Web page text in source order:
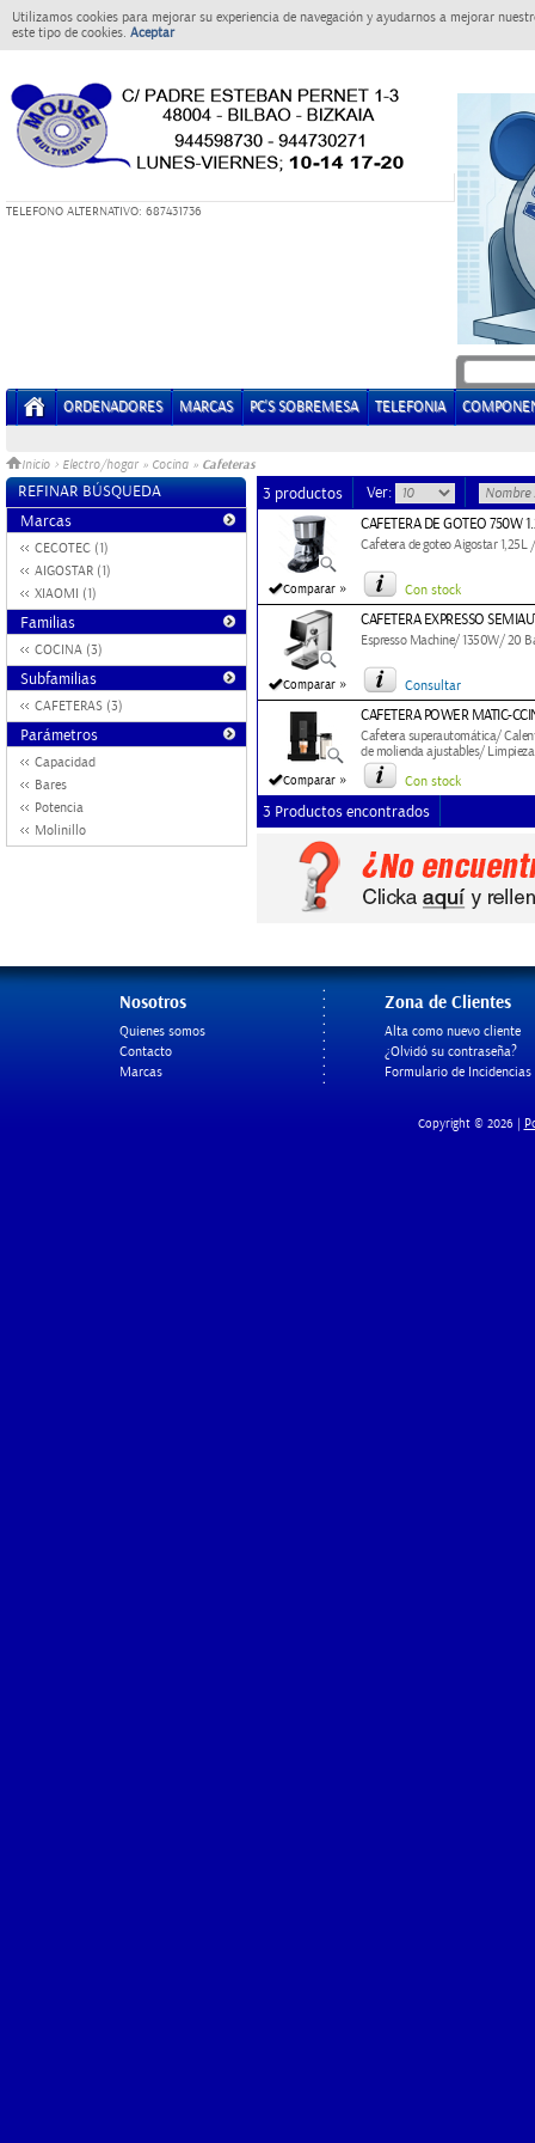
Utilizamos cookies para mejorar su experiencia de navegación y ayudarnos a mejorar
este tipo de cookies. Aceptar
TELEFONO ALTERNATIVO: 687431736
ORDENADORES MARCAS PC'S SOBREMESA TELEFONIA
Inicio > Electro/hogar » Cocina » Cafeteras
REFINAR BÚSQUEDA
Marcas
CECOTEC (1)
AIGOSTAR (1)
XIAOMI (1)
Familias
COCINA (3)
Subfamilias
CAFETERAS (3)
Parámetros
Capacidad
Bares
Potencia
Molinillo
3 productos Ver:
Comparar »
CAFETERA DE GOTEO 750W
Cafetera de goteo Aigostar 1,25L
Con stock
Comparar »
CAFETERA EXPRESSO
Espresso Machine/ 1350W/ 20
Consultar
Comparar »
CAFETERA POWER MATIC-
Cafetera superautomática/
de molienda ajustables/
Con stock
3 Productos encontrados
Nosotros
Quienes somos
Contacto
Marcas
Zona de Clientes
Alta como nuevo cliente
¿Olvidó su contraseña?
Formulario de Incidencias
Copyright © 2026 |